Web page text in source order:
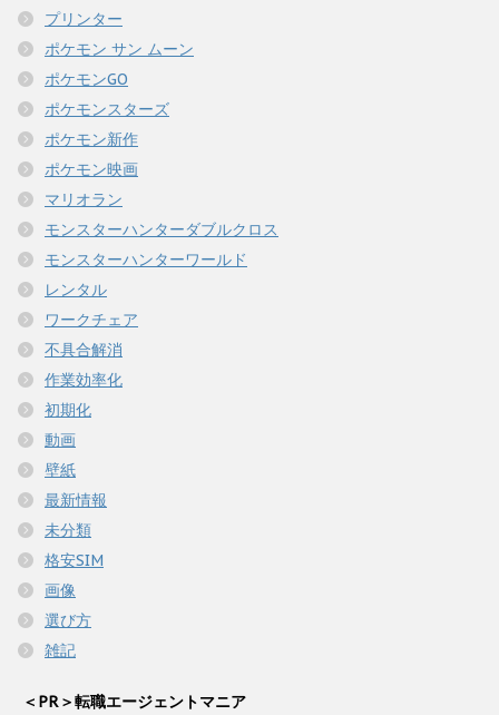
プリンター
ポケモン サン ムーン
ポケモンGO
ポケモンスターズ
ポケモン新作
ポケモン映画
マリオラン
モンスターハンターダブルクロス
モンスターハンターワールド
レンタル
ワークチェア
不具合解消
作業効率化
初期化
動画
壁紙
最新情報
未分類
格安SIM
画像
選び方
雑記
＜PR＞転職エージェントマニア